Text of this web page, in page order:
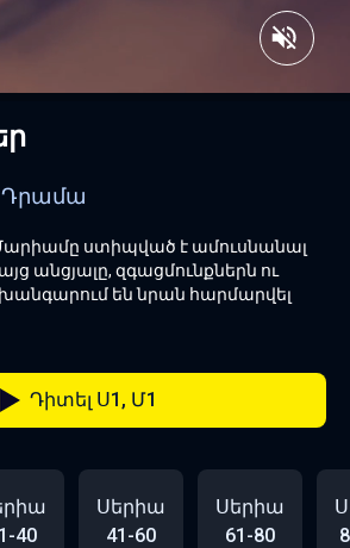
Դրամա
Մարիամը ստիպված է ամուսնանալ
անցյալը, զգացմունքներն ու
են նրան հարմարվել
Դիտել Ս1, Մ1
40
Սերիա
41-60
Սերիա
61-80